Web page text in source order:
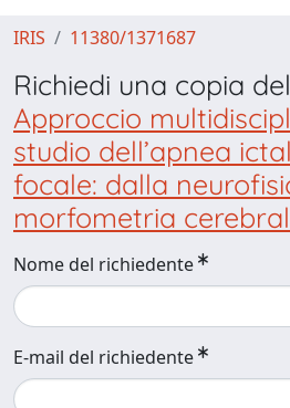
IRIS 11380/1371687
Richiedi una copia
Approccio
studio dell’apnea
focale: dalla
morfometria
Nome del richiedente
E-mail del richiedente